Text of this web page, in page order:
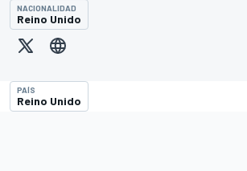
NACIONALIDAD
Reino Unido
PAÍS
Reino Unido